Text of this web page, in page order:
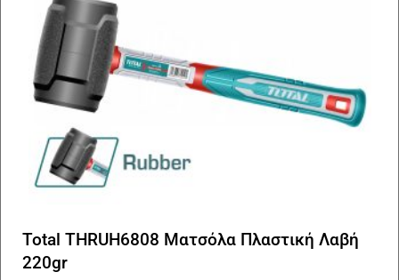
Total THRUH6808 Ματσόλα Πλαστική Λαβή
220gr